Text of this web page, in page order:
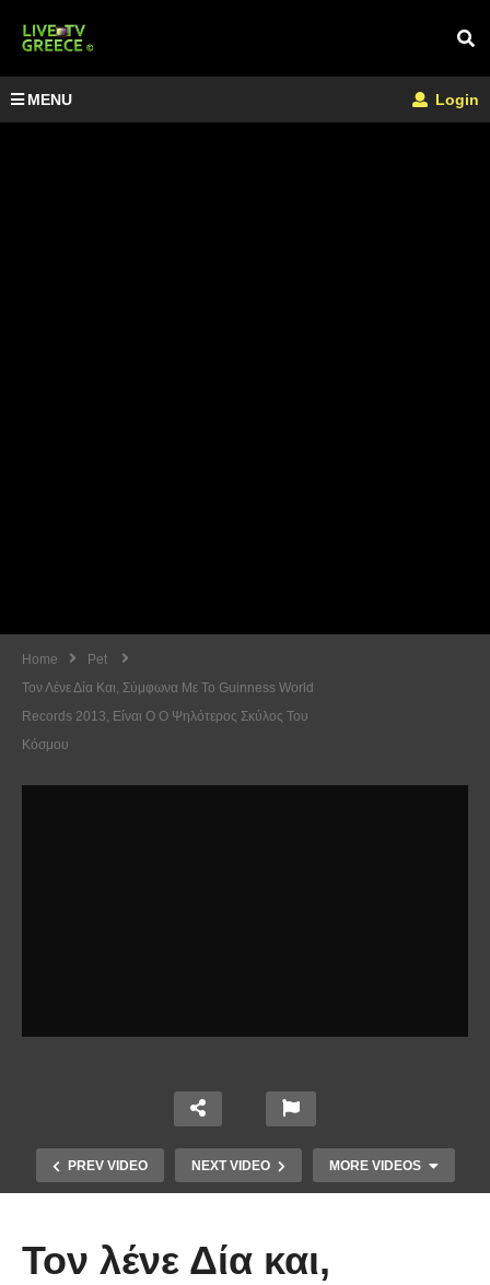
MENU Login
Home
Pet
Τον Λένε Δία Και, Σύμφωνα Με Το Guinness World
Records 2013, Είναι Ο Ο Ψηλότερος Σκύλος Του
Κόσμου
PREV VIDEO NEXT VIDEO MORE VIDEOS
Τον λένε Δία και,